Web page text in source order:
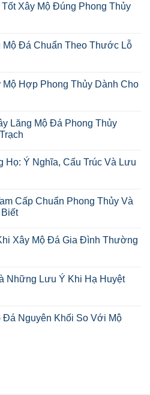
Xây Mộ Đúng Phong Thủy
Mộ Đá Chuẩn Theo Thước Lỗ
Mộ Hợp Phong Thủy Dành Cho
Lăng Mộ Đá Phong Thủy
Họ: Ý Nghĩa, Cấu Trúc Và Lưu
Cấp Chuẩn Phong Thủy Và
Xây Mộ Đá Gia Đình Thường
Những Lưu Ý Khi Hạ Huyệt
Nguyên Khối So Với Mộ